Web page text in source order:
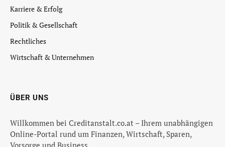
Karriere & Erfolg
Politik & Gesellschaft
Rechtliches
Wirtschaft & Unternehmen
ÜBER UNS
Willkommen bei Creditanstalt.co.at – Ihrem unabhängigen
Online-Portal rund um Finanzen, Wirtschaft, Sparen,
Vorsorge und Business.